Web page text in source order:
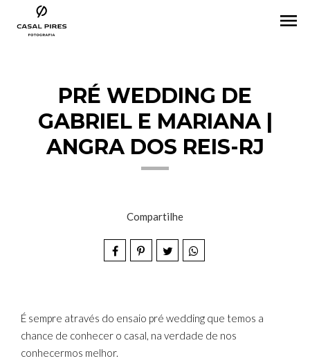
menu
PRÉ WEDDING DE
GABRIEL E MARIANA |
ANGRA DOS REIS-RJ
Compartilhe
É sempre através do ensaio pré wedding que temos a
chance de conhecer o casal, na verdade de nos
conhecermos melhor.